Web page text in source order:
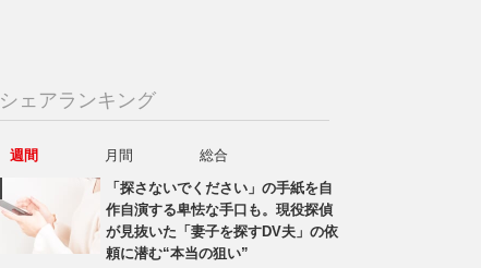
シェアランキング
週間 月間
総合
「探さないでください」の手紙を自
作自演する卑怯な手口も。現役探偵
が見抜いた「妻子を探すDV夫」の依
頼に潜む“本当の狙い”